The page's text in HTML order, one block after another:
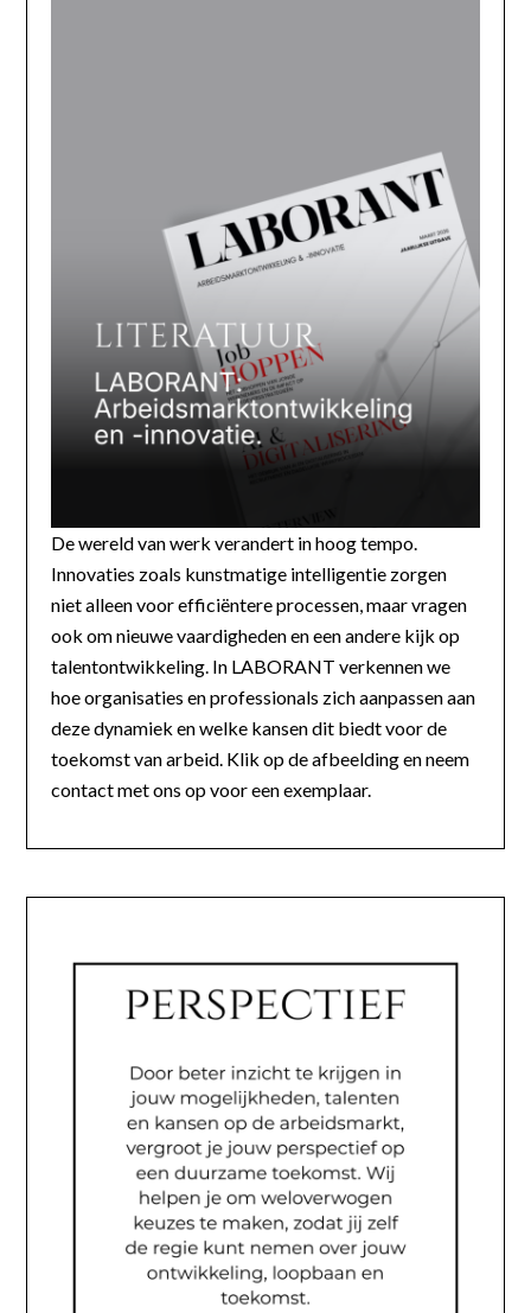
De wereld van werk verandert in hoog tempo.
Innovaties zoals kunstmatige intelligentie zorgen
niet alleen voor efficiëntere processen, maar vragen
ook om nieuwe vaardigheden en een andere kijk op
talentontwikkeling. In LABORANT verkennen we
hoe organisaties en professionals zich aanpassen aan
deze dynamiek en welke kansen dit biedt voor de
toekomst van arbeid. Klik op de afbeelding en neem
contact met ons op voor een exemplaar.